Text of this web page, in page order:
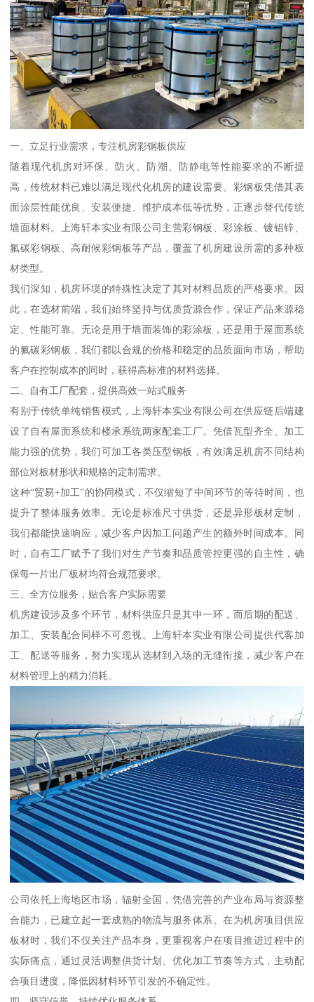
一、立足行业需求，专注机房彩钢板供应
随着现代机房对环保、防火、防潮、防静电等性能要求的不断提
高，传统材料已难以满足现代化机房的建设需要。彩钢板凭借其表
面涂层性能优良、安装便捷、维护成本低等优势，正逐步替代传统
墙面材料。上海轩本实业有限公司主营彩钢板、彩涂板、镀铝锌、
氟碳彩钢板、高耐候彩钢板等产品，覆盖了机房建设所需的多种板
材类型。
我们深知，机房环境的特殊性决定了其对材料品质的严格要求。因
此，在选材前端，我们始终坚持与优质货源合作，保证产品来源稳
定、性能可靠。无论是用于墙面装饰的彩涂板，还是用于屋面系统
的氟碳彩钢板，我们都以合规的价格和稳定的品质面向市场，帮助
客户在控制成本的同时，获得高标准的材料选择。
二、自有工厂配套，提供高效一站式服务
有别于传统单纯销售模式，上海轩本实业有限公司在供应链后端建
设了自有屋面系统和楼承系统两家配套工厂。凭借瓦型齐全、加工
能力强的优势，我们可加工各类压型钢板，有效满足机房不同结构
部位对板材形状和规格的定制需求。
这种“贸易+加工”的协同模式，不仅缩短了中间环节的等待时间，也
提升了整体服务效率。无论是标准尺寸供货，还是异形板材定制，
我们都能快速响应，减少客户因加工问题产生的额外时间成本。同
时，自有工厂赋予了我们对生产节奏和品质管控更强的自主性，确
保每一片出厂板材均符合规范要求。
三、全方位服务，贴合客户实际需要
机房建设涉及多个环节，材料供应只是其中一环，而后期的配送、
加工、安装配合同样不可忽视。上海轩本实业有限公司提供代客加
工、配送等服务，努力实现从选材到入场的无缝衔接，减少客户在
材料管理上的精力消耗。
公司依托上海地区市场，辐射全国，凭借完善的产业布局与资源整
合能力，已建立起一套成熟的物流与服务体系。在为机房项目供应
板材时，我们不仅关注产品本身，更重视客户在项目推进过程中的
实际痛点，通过灵活调整供货计划、优化加工节奏等方式，主动配
合项目进度，降低因材料环节引发的不确定性。